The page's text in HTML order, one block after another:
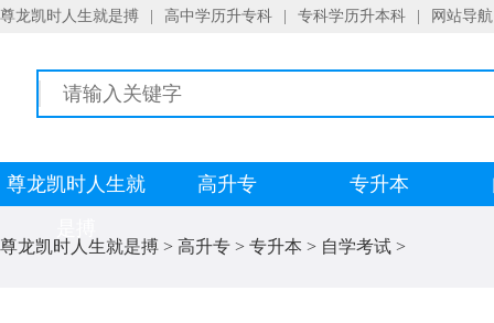
尊龙凯时人生就是搏 高中学历升专科 专科学历升本科 网站导航
尊龙凯时人生就
高升专 专升本
尊龙凯时人生就是搏 > 高升专 > 专升本 > 自学考试 >